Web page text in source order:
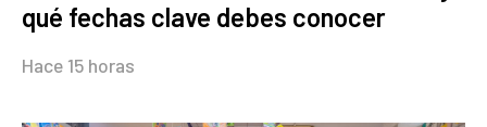
qué fechas clave debes conocer
Hace 15 horas